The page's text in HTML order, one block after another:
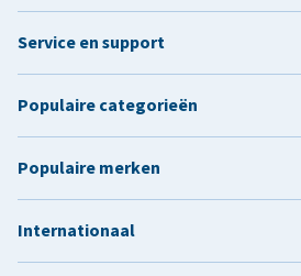
Service en support
Populaire categorieën
Populaire merken
Internationaal